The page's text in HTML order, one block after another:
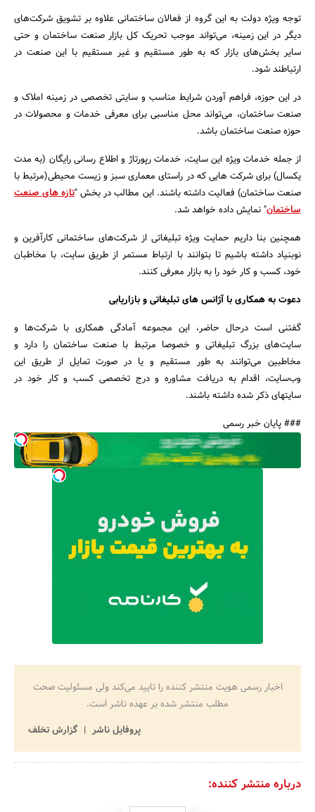
توجه ویژه دولت به این گروه از فعالان ساختمانی علاوه بر تشویق شرکت‌های
دیگر در این زمینه، می‌تواند موجب تحریک کل بازار صنعت ساختمان و حتی
سایر بخش‌های بازار که به طور مستقیم و غیر مستقیم با این صنعت در
ارتباطند شود.
در این حوزه، فراهم آوردن شرایط مناسب و سایتی تخصصی در زمینه املاک و
صنعت ساختمان، می‌تواند محل مناسبی برای معرفی خدمات و محصولات در
حوزه صنعت ساختمان باشد.
از جمله خدمات ویژه این سایت، خدمات رپورتاژ و اطلاع رسانی رایگان (به مدت
یکسال) برای شرکت هایی که در راستای معماری سبز و زیست محیطی(مرتبط با
صنعت ساختمان) فعالیت داشته باشند. این مطالب در بخش "تازه های صنعت
ساختمان" نمایش داده خواهد شد.
همچنین بنا داریم حمایت ویژه تبلیغاتی از شرکت‌های ساختمانی کارآفرین و
نوبنیاد داشته باشیم تا بتوانند با ارتباط مستمر از طریق سایت، با مخاطبان
خود، کسب و کار خود را به بازار معرفی کنند.
دعوت به همکاری با آژانس های تبلیغاتی و بازاریابی
گفتنی است درحال حاضر، این مجموعه آمادگی همکاری با شرکت‌ها و
سایت‌های بزرگ تبلیغاتی و خصوصا مرتبط با صنعت ساختمان را دارد و
مخاطبین می‌توانند به طور مستقیم و یا در صورت تمایل از طریق این
وب‌سایت، اقدام به دریافت مشاوره و درج تخصصی کسب و کار خود در
سایتهای ذکر شده داشته باشند.
### پایان خبر رسمی
اخبار رسمی هویت منتشر کننده را تایید می‌کند ولی مسئولیت صحت
مطلب منتشر شده بر عهده ناشر است.
پروفایل ناشر
گزارش تخلف
درباره منتشر کننده: